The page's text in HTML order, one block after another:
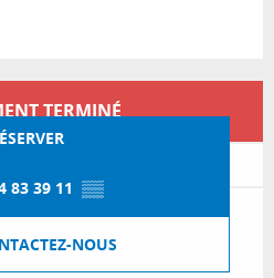
TERMINÉ
83 39 11 ▒▒
NOUS